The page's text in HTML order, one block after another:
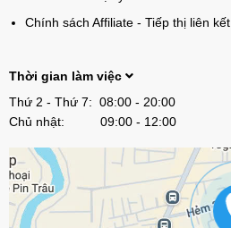
Chính sách Affiliate - Tiếp thị liên kết
Thời gian làm việc
Thứ 2 - Thứ 7: 08:00 - 20:00
Chủ nhật: 09:00 - 12:00